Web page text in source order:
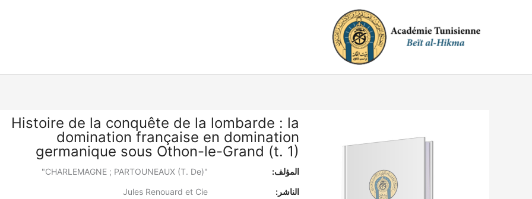
Histoire de la conquête de la lombarde : la
domination française en domination
germanique sous Othon-le-Grand (t. 1)
المؤلف:
"CHARLEMAGNE ; PARTOUNEAUX (T. De)"
الناشر: